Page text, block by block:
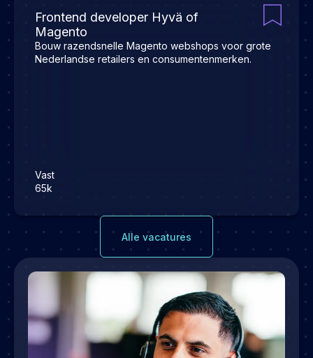
Frontend developer Hyvä of
Magento
Bouw razendsnelle Magento webshops voor grote
Nederlandse retailers en consumentenmerken.
Vast
65k
Alle vacatures